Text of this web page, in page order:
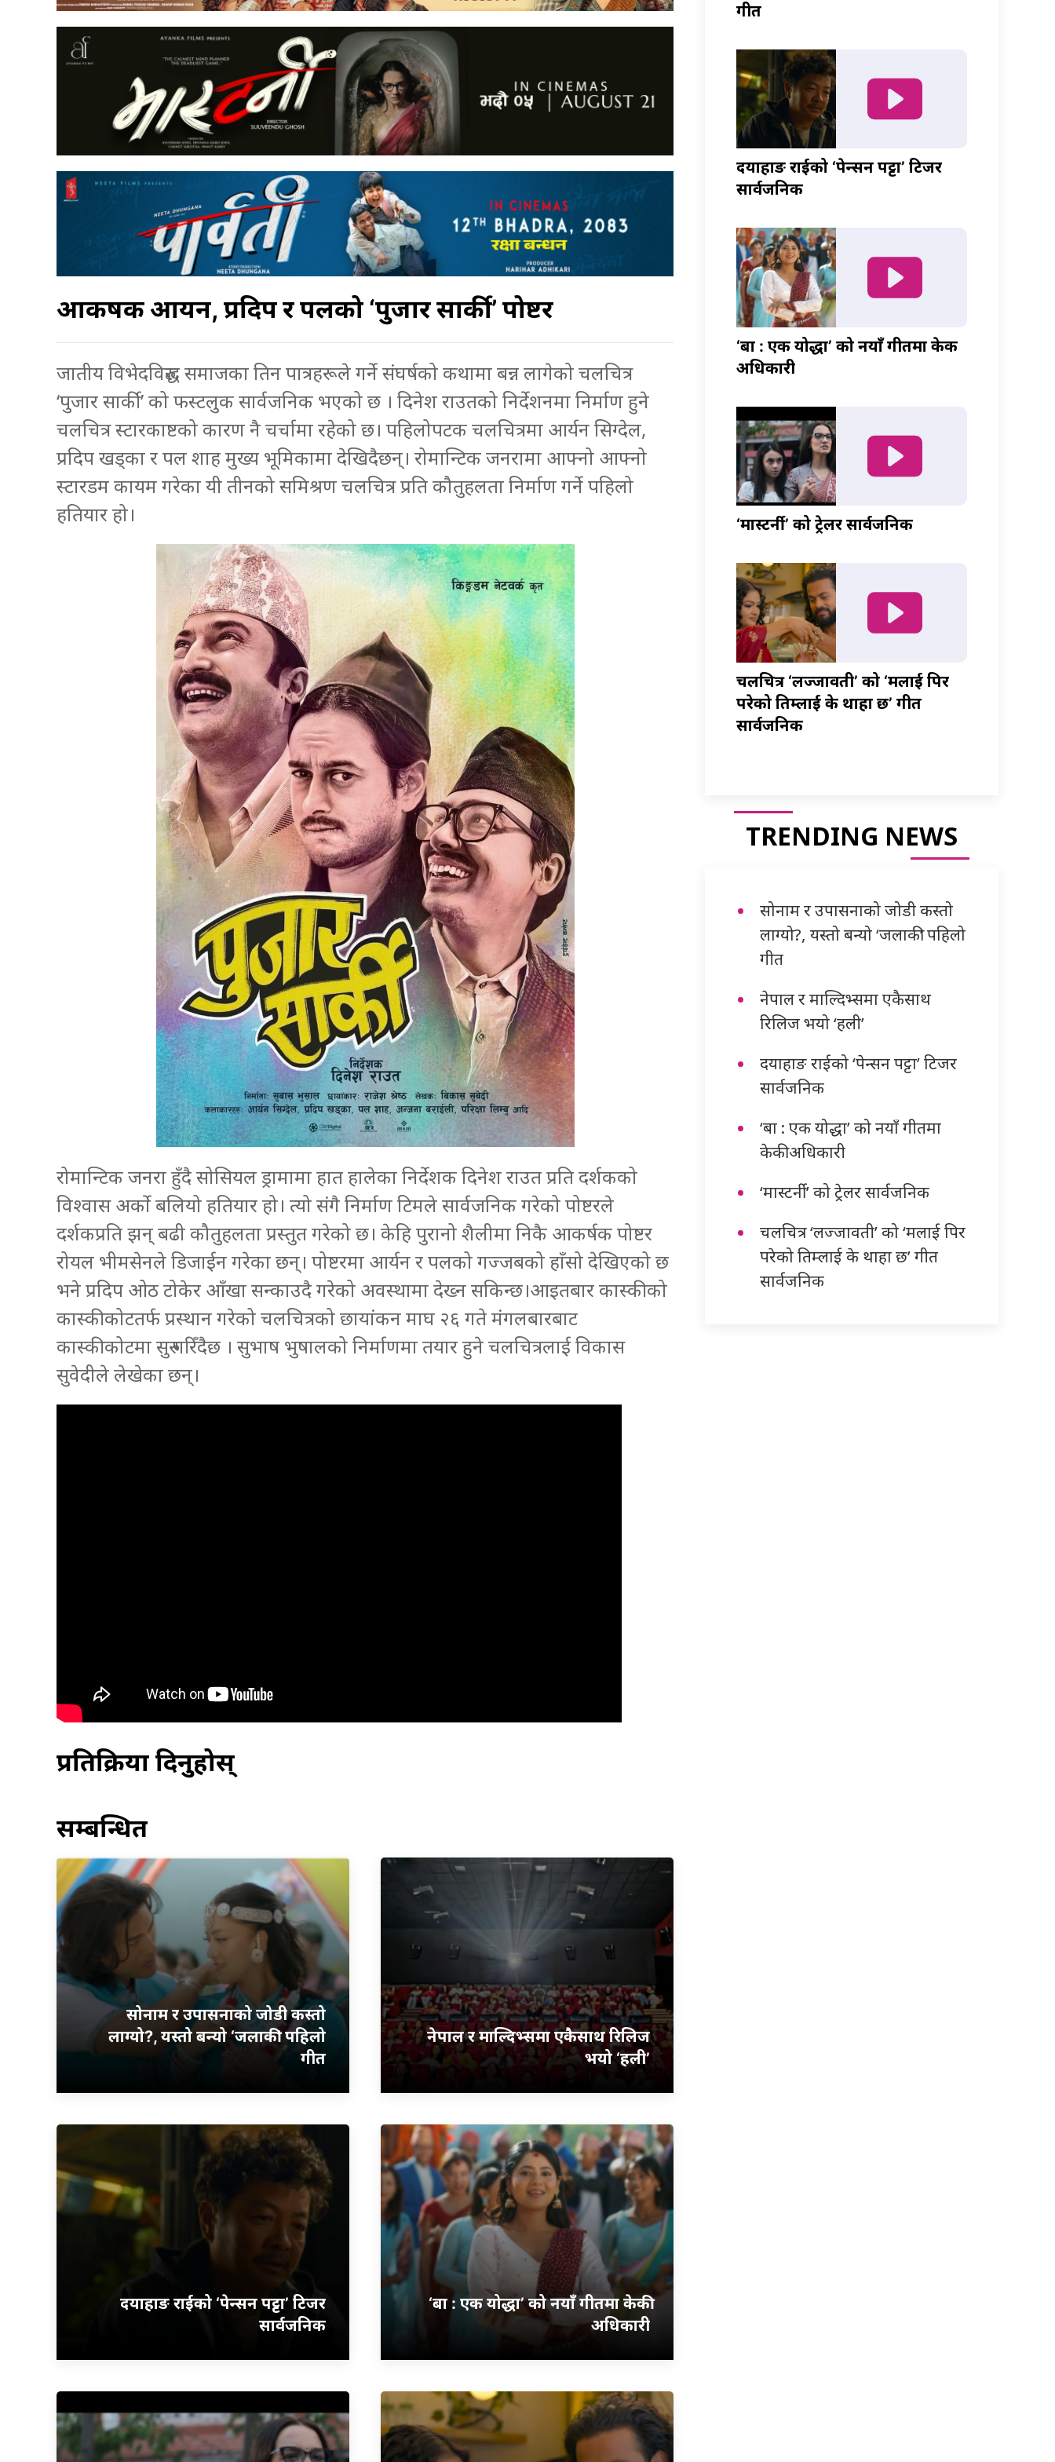
आकर्षक आर्यन, प्रदिप र पलको ‘पुजार सार्की’ पोष्टर
जातीय विभेदविरुद्ध समाजका तिन पात्रहरूले गर्ने संघर्षको कथामा बन्न लागेको चलचित्र
‘पुजार सार्की’ को फस्टलुक सार्वजनिक भएको छ । दिनेश राउतको निर्देशनमा निर्माण हुने
चलचित्र स्टारकाष्टको कारण नै चर्चामा रहेको छ। पहिलोपटक चलचित्रमा आर्यन सिग्देल,
प्रदिप खड्का र पल शाह मुख्य भूमिकामा देखिदैछन्। रोमान्टिक जनरामा आफ्नो आफ्नो
स्टारडम कायम गरेका यी तीनको समिश्रण चलचित्र प्रति कौतुहलता निर्माण गर्ने पहिलो
हतियार हो।
रोमान्टिक जनरा हुँदै सोसियल ड्रामामा हात हालेका निर्देशक दिनेश राउत प्रति दर्शकको
विश्वास अर्को बलियो हतियार हो। त्यो संगै निर्माण टिमले सार्वजनिक गरेको पोष्टरले
दर्शकप्रति झन् बढी कौतुहलता प्रस्तुत गरेको छ। केहि पुरानो शैलीमा निकै आकर्षक पोष्टर
रोयल भीमसेनले डिजाईन गरेका छन्। पोष्टरमा आर्यन र पलको गज्जबको हाँसो देखिएको छ
भने प्रदिप ओठ टोकेर आँखा सन्काउदै गरेको अवस्थामा देख्न सकिन्छ।आइतबार कास्कीको
कास्कीकोटतर्फ प्रस्थान गरेको चलचित्रको छायांकन माघ २६ गते मंगलबारबाट
कास्कीकोटमा सुरु गरिँदैछ । सुभाष भुषालको निर्माणमा तयार हुने चलचित्रलाई विकास
सुवेदीले लेखेका छन्।
प्रतिक्रिया दिनुहोस्
सम्बन्धित
सोनाम र उपासनाको जोडी कस्तो
लाग्यो?, यस्तो बन्यो ‘जलाकी’ पहिलो
गीत
नेपाल र माल्दिभ्समा एकैसाथ रिलिज
भयो ‘हली’
दयाहाङ राईको ‘पेन्सन पट्टा’ टिजर
सार्वजनिक
‘बा : एक योद्धा’ को नयाँ गीतमा केकी
अधिकारी
गीत
दयाहाङ राईको ‘पेन्सन पट्टा’ टिजर
सार्वजनिक
‘बा : एक योद्धा’ को नयाँ गीतमा केकी
अधिकारी
‘मास्टर्नी’ को ट्रेलर सार्वजनिक
चलचित्र ‘लज्जावती’ को ‘मलाई पिर
परेको तिम्लाई के थाहा छ’ गीत
सार्वजनिक
TRENDING NEWS
सोनाम र उपासनाको जोडी कस्तो
लाग्यो?, यस्तो बन्यो ‘जलाकी’ पहिलो
गीत
नेपाल र माल्दिभ्समा एकैसाथ
रिलिज भयो ‘हली’
दयाहाङ राईको ‘पेन्सन पट्टा’ टिजर
सार्वजनिक
‘बा : एक योद्धा’ को नयाँ गीतमा
केकी अधिकारी
‘मास्टर्नी’ को ट्रेलर सार्वजनिक
चलचित्र ‘लज्जावती’ को ‘मलाई पिर
परेको तिम्लाई के थाहा छ’ गीत
सार्वजनिक